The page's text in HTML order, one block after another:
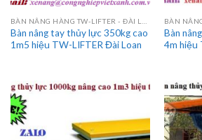
Bàn nâng tay thủy lực 350kg cao
1m5 hiệu TW-LIFTER Đài Loan
Bàn
4m hiệu